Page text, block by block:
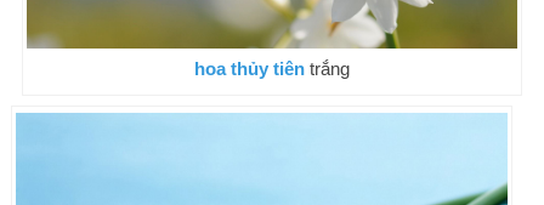
hoa thủy tiêntrắng